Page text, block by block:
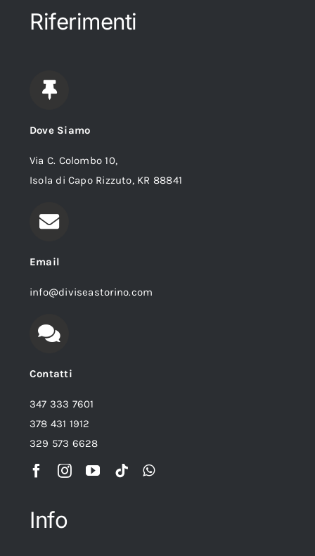
Riferimenti
Dove Siamo
Via C. Colombo 10,
Isola di Capo Rizzuto, KR 88841
Email
info@diviseastorino.com
Contatti
347 333 7601
378 431 1912
329 573 6628
Info